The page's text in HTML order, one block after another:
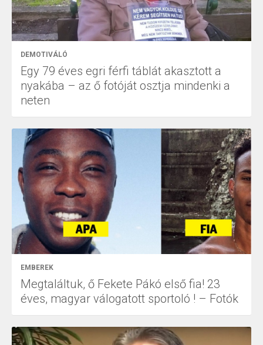
DEMOTIVÁLÓ
Egy 79 éves egri férfi táblát akasztott a
nyakába – az ő fotóját osztja mindenki a
neten
EMBEREK
Megtaláltuk, ő Fekete Pákó első fia! 23
éves, magyar válogatott sportoló ! – Fotók